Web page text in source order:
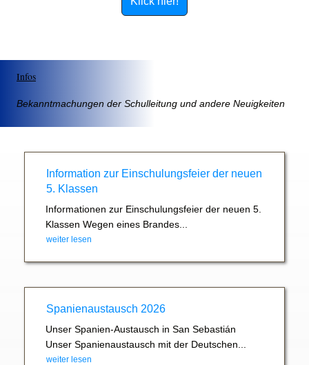
Infos
Bekanntmachungen der Schulleitung und andere Neuigkeiten
Information zur Einschulungsfeier der neuen
5. Klassen
Informationen zur Einschulungsfeier der neuen 5.
Klassen Wegen eines Brandes...
weiter lesen
Spanienaustausch 2026
Unser Spanien-Austausch in San Sebastián
Unser Spanienaustausch mit der Deutschen...
weiter lesen